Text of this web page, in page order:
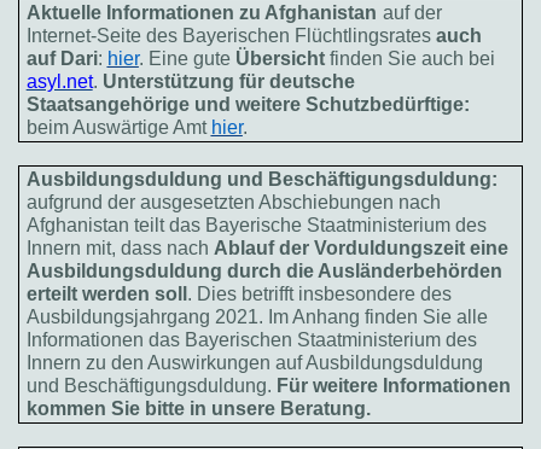
Aktuelle Informationen zu Afghanistan auf der
Internet-Seite des Bayerischen Flüchtlingsrates auch
auf Dari: hier. Eine gute Übersichtfinden Sie auch bei
asyl.net. Unterstützung für deutsche
Staatsangehörige und weitere Schutzbedürftige:
beim Auswärtige Amt hier.
Ausbildungsduldung und Beschäftigungsduldung:
aufgrund der ausgesetzten Abschiebungen nach
Afghanistan teilt das Bayerische Staatministerium des
Innern mit, dass nach Ablauf der Vorduldungszeit eine
Ausbildungsduldung durch die Ausländerbehörden
erteilt werden soll . Dies betrifft insbesondere des
Ausbildungsjahrgang 2021. Im Anhang finden Sie alle
Informationen das Bayerischen Staatministerium des
Innern zu den Auswirkungen auf Ausbildungsduldung
und Beschäftigungsduldung. Für weitere Informationen
kommen Sie bitte in unsere Beratung.